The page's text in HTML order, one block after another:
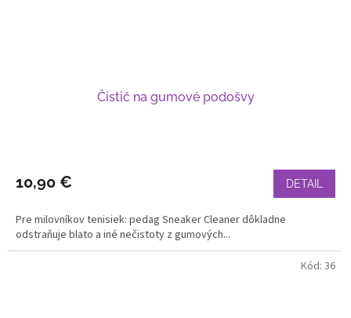
Čistič na gumové podošvy
10,90 € DETAIL
Pre milovníkov tenisiek: pedag Sneaker Cleaner dôkladne
odstraňuje blato a iné nečistoty z gumových...
Kód: 36